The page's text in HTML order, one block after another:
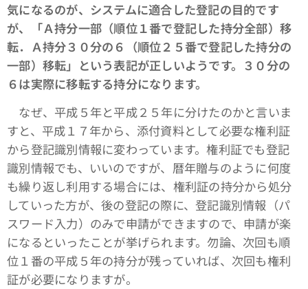
気になるのが、システムに適合した登記の目的です
が、「Ａ持分一部（順位１番で登記した持分全部）移
転．Ａ持分３０分の６（順位２５番で登記した持分の
一部）移転」という表記が正しいようです。３０分の
６は実際に移転する持分になります。
なぜ、平成５年と平成２５年に分けたのかと言いま
すと、平成１７年から、添付資料として必要な権利証
から登記識別情報に変わっています。権利証でも登記
識別情報でも、いいのですが、暦年贈与のように何度
も繰り返し利用する場合には、権利証の持分から処分
していった方が、後の登記の際に、登記識別情報（パ
スワード入力）のみで申請ができますので、申請が楽
になるといったことが挙げられます。勿論、次回も順
位１番の平成５年の持分が残っていれば、次回も権利
証が必要になりますが。